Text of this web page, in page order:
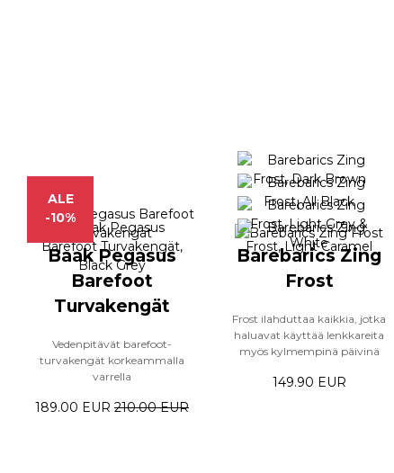
ALE
-10%
Baak Pegasus
Barefoot
Turvakengät
Vedenpitävät barefoot-
turvakengät korkeammalla
varrella
189.00 EUR 210.00 EUR
Barebarics Zing
Frost
Frost ilahduttaa kaikkia, jotka
haluavat käyttää lenkkareita
myös kylmempinä päivinä
149.90 EUR